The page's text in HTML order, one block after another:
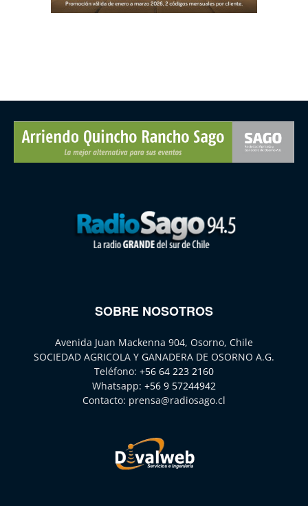
SOBRE NOSOTROS
Avenida Juan Mackenna 904, Osorno, Chile
SOCIEDAD AGRICOLA Y GANADERA DE OSORNO A.G.
Teléfono: +56 64 223 2160
Whatsapp: +56 9 57244942
Contacto: prensa@radiosago.cl